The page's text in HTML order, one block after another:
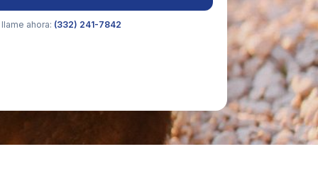
llame ahora: (332) 241-7842